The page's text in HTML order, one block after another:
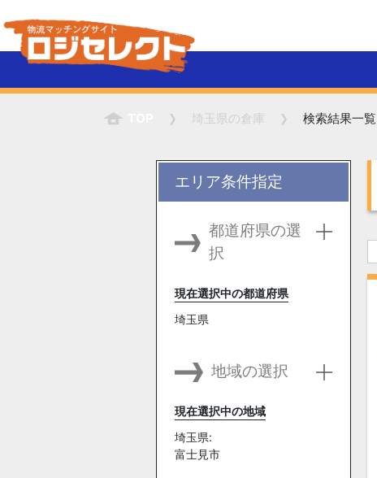
埼玉県の倉庫 検索結果一覧
エリア条件指定
都道府県の選
択
現在選択中の都道府県
埼玉県
地域の選択
現在選択中の地域
埼玉県:
富士見市